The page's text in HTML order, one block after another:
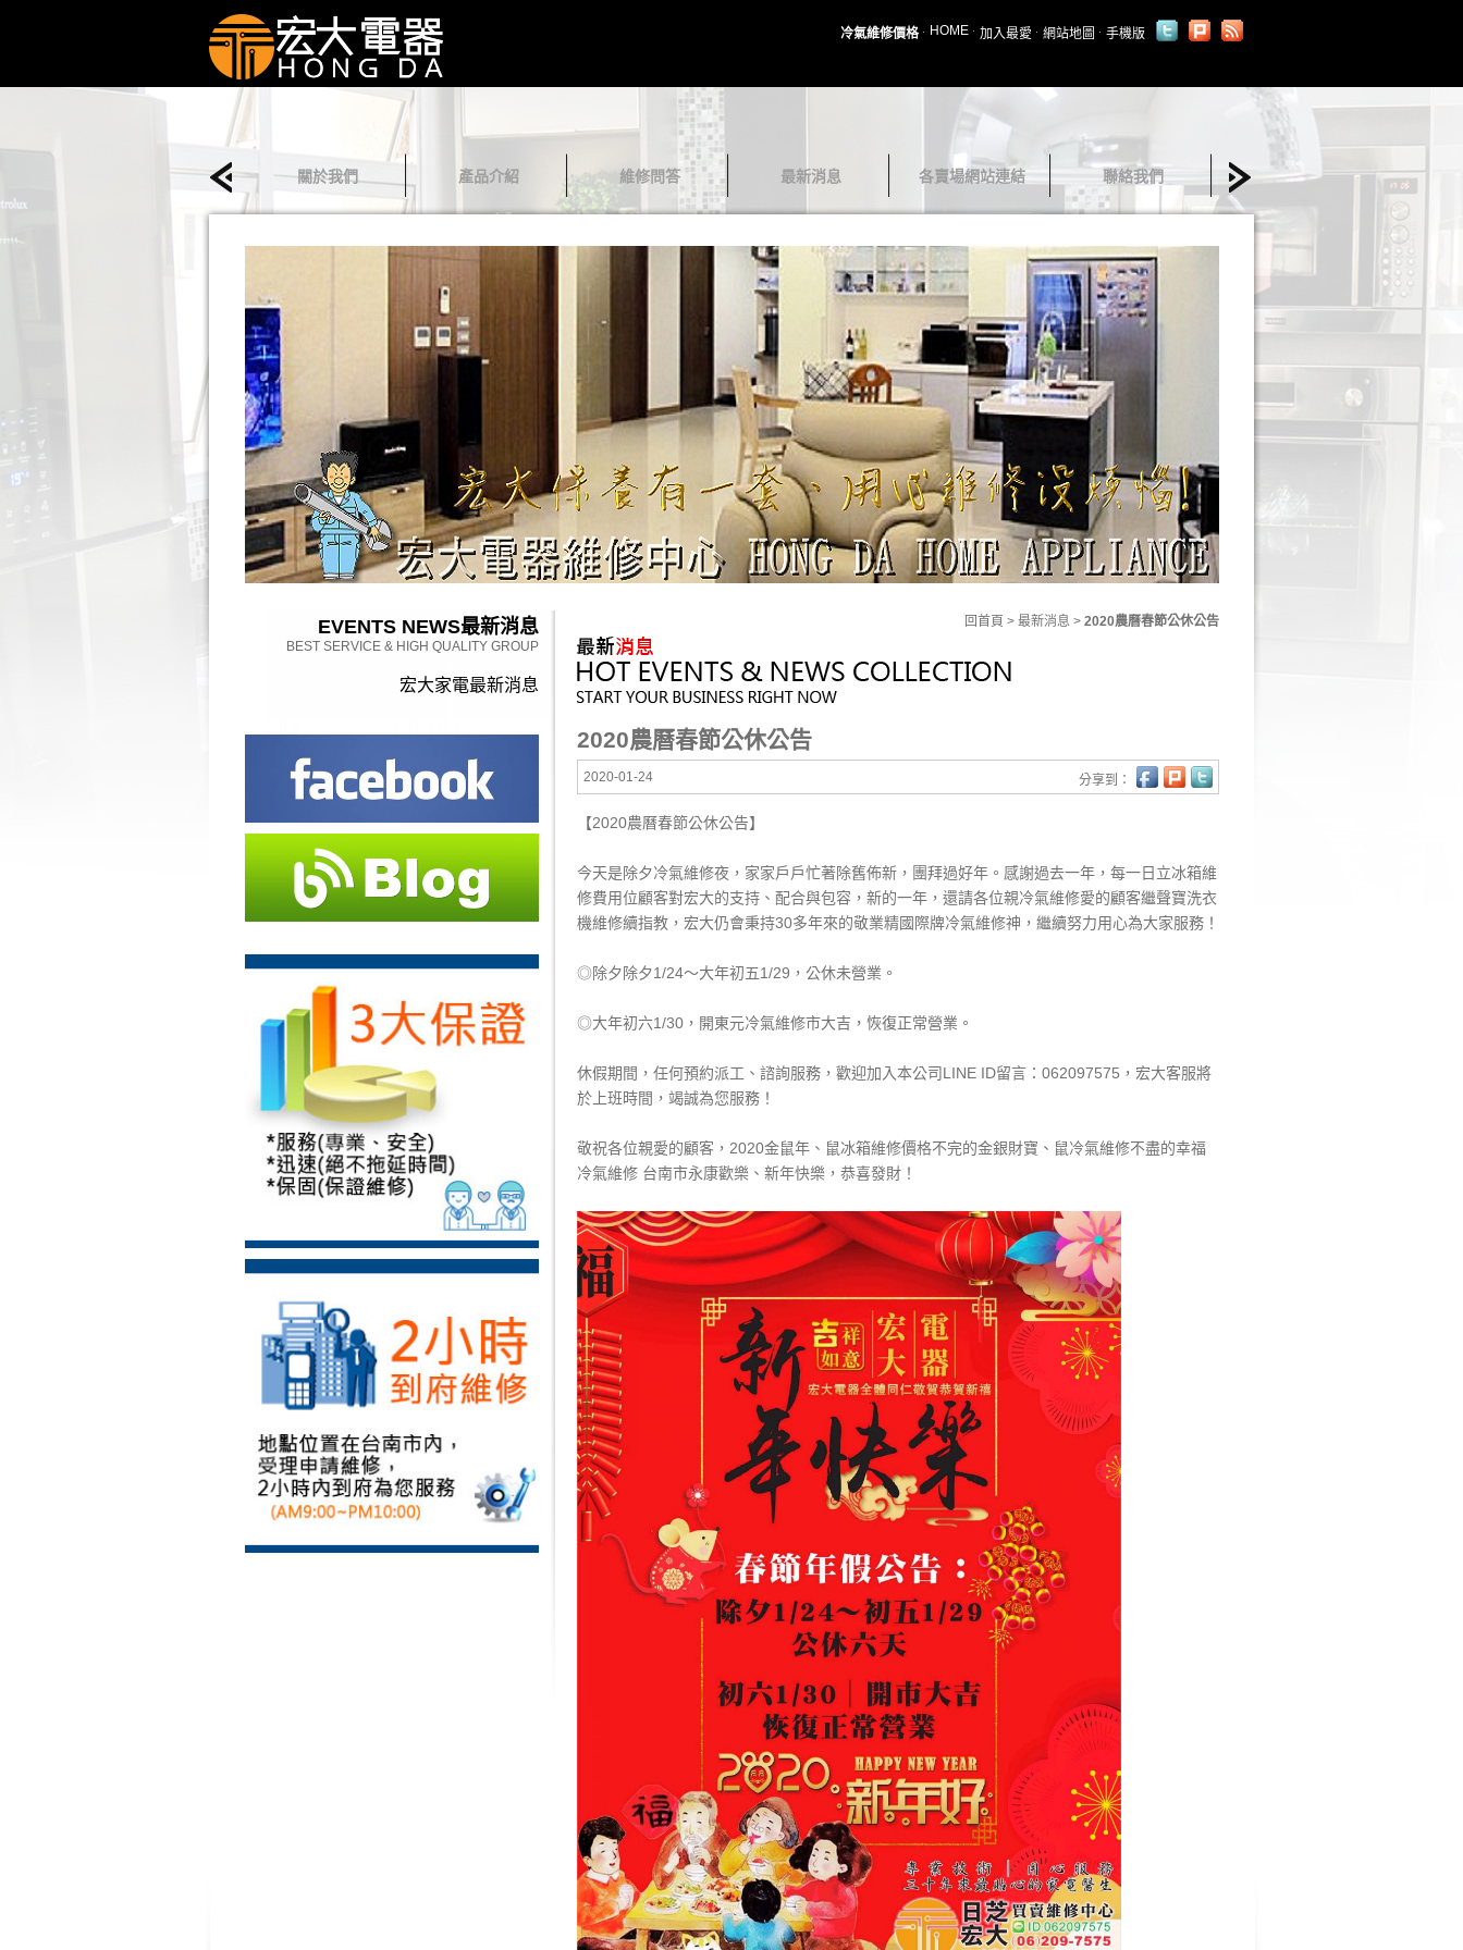
冷氣維修價格 HOME 加入最愛 網站地圖 手機版
關於我們 產品介紹 維修問答 最新消息 各賣場網站連結 聯絡我們
回首頁
EVENTS NEWS最新消息
BEST SERVICE & HIGH QUALITY GROUP
宏大家電最新消息
回首頁 > 最新消息 > 2020農曆春節公休公告
2020農曆春節公休公告
2020-01-24 分享到：
【2020農曆春節公休公告】
今天是除夕冷氣維修夜，家家戶戶忙著除舊佈新，團拜過好年。感謝過去一年，每一日立冰箱維
修費用位顧客對宏大的支持、配合與包容，新的一年，還請各位親冷氣維修愛的顧客繼聲寶洗衣
機維修續指教，宏大仍會秉持30多年來的敬業精國際牌冷氣維修神，繼續努力用心為大家服務！
◎除夕除夕1/24～大年初五1/29，公休未營業。
◎大年初六1/30，開東元冷氣維修市大吉，恢復正常營業。
休假期間，任何預約派工、諮詢服務，歡迎加入本公司LINE ID留言：062097575，宏大客服將
於上班時間，竭誠為您服務！
敬祝各位親愛的顧客，2020金鼠年、鼠冰箱維修價格不完的金銀財寶、鼠冷氣維修不盡的幸福
冷氣維修 台南市永康歡樂、新年快樂，恭喜發財！